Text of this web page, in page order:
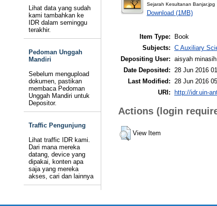
Lihat data yang sudah
kami tambahkan ke
IDR dalam seminggu
terakhir.
Pedoman Unggah
Mandiri
Sebelum mengupload
dokumen, pastikan
membaca Pedoman
Unggah Mandiri untuk
Depositor.
Traffic Pengunjung
Lihat traffic IDR kami.
Dari mana mereka
datang, device yang
dipakai, konten apa
saja yang mereka
akses, cari dan lainnya
Sejarah Kesultanan Banjar.jpg
Download (1MB)
Item Type:
Book
Subjects: C Auxiliary
Depositing User: aisyah
Date Deposited:
28 Jun 2016
Last Modified:
28 Jun 2016
URI:
http://idr.uin-
Actions (login
View Item